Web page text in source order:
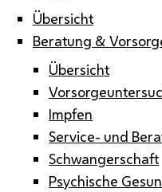
Übersicht
Beratung &
Übersicht
Impfen
Service- und
Schwangerschaft
Psychische